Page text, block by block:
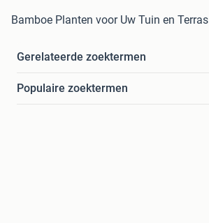
Bamboe Planten voor Uw Tuin en Terras
Gerelateerde zoektermen
Populaire zoektermen